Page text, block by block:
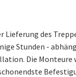
Lieferung des
Stunden -
Die Monteure